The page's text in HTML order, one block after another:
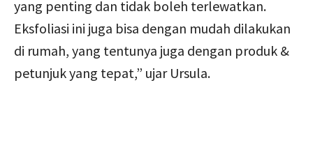
yang penting dan tidak boleh terlewatkan.
Eksfoliasi ini juga bisa dengan mudah dilakukan
di rumah, yang tentunya juga dengan produk &
petunjuk yang tepat,” ujar Ursula.